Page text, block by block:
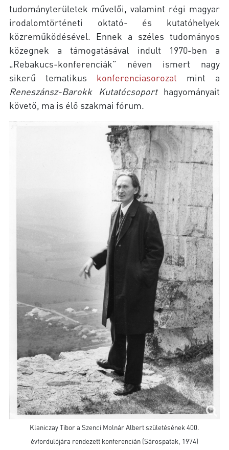
tudományterületek művelői, valamint régi magyar
irodalomtörténeti oktató- és kutatóhelyek
közreműködésével. Ennek a széles tudományos
közegnek a támogatásával indult 1970-ben a
„Rebakucs-konferenciák” néven ismert nagy
sikerű tematikus konferenciasorozat mint a
Reneszánsz-Barokk Kutatócsoporthagyományait
követő, ma is élő szakmai fórum.
Klaniczay Tibor a Szenci Molnár Albert születésének 400.
évfordulójára rendezett konferencián (Sárospatak, 1974)